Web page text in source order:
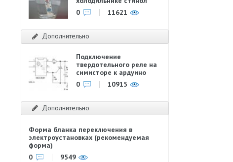
0
11621
Дополнительно
Подключение
твердотельного реле на
симисторе к ардуино
0
10915
Дополнительно
Форма бланка переключения в
электроустановках (рекомендуемая
форма)
0
9549